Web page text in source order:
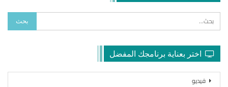
اختر بعناية برنامجك المفضل
فيديو